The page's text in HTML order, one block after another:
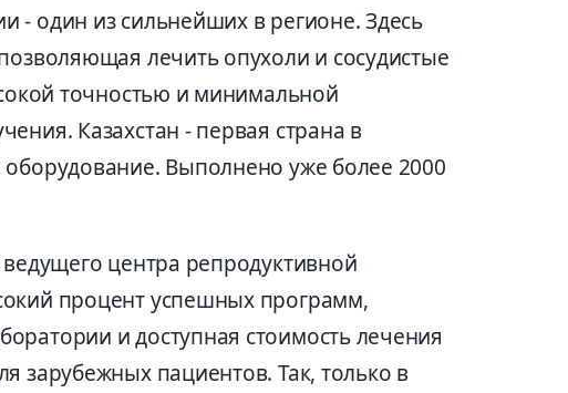
- один из сильнейших в регионе. Здесь
лечить опухоли и сосудистые
точностью и минимальной
Казахстан - первая страна в
Выполнено уже более 2000
центра репродуктивной
процент успешных программ,
и доступная стоимость лечения
зарубежных пациентов. Так, только в